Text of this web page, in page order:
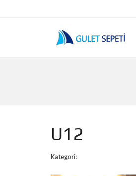
U12
Kategori: